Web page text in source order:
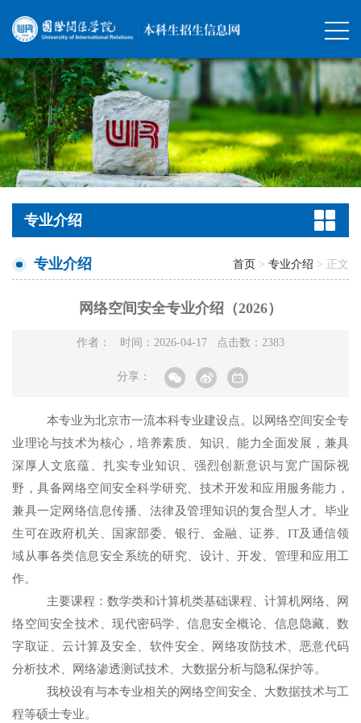
专业介绍
专业介绍 首页 > 专业介绍 > 正文
网络空间安全专业介绍（2026）
作者： 时间：2026-04-17 点击数： 2383
分享：
本专业为北京市一流本科专业建设点。以网络空间安全专
业理论与技术为核心，培养素质、知识、能力全面发展，兼具
深厚人文底蕴、扎实专业知识、强烈创新意识与宽广国际视
野，具备网络空间安全科学研究、技术开发和应用服务能力，
兼具一定网络信息传播、法律及管理知识的复合型人才。毕业
生可在政府机关、国家部委、银行、金融、证券、 IT及通信领
域从事各类信息安全系统的研究、设计、开发、管理和应用工
作。
主要课程：数学类和计算机类基础课程、计算机网络、网
络空间安全技术、现代密码学、信息安全概论、信息隐藏、数
字取证、云计算及安全、软件安全、网络攻防技术、恶意代码
分析技术、网络渗透测试技术、大数据分析与隐私保护等。
我校设有与本专业相关的网络空间安全、大数据技术与工
程等硕士专业。